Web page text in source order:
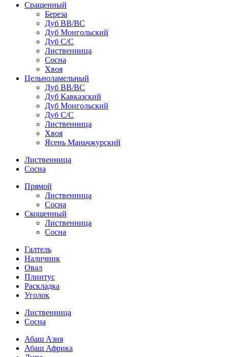
Сращенный
Береза
Дуб ВВ/ВС
Дуб Монгольский
Дуб С/С
Лиственница
Сосна
Хвоя
Цельноламельный
Дуб ВВ/ВС
Дуб Кавказский
Дуб Монгольский
Дуб С/С
Лиственница
Хвоя
Ясень Маньчжурский
Лиственница
Сосна
Прямой
Лиственница
Сосна
Скошенный
Лиственница
Сосна
Галтель
Наличник
Овал
Плинтус
Раскладка
Уголок
Лиственница
Сосна
Абаш Азия
Абаш Африка